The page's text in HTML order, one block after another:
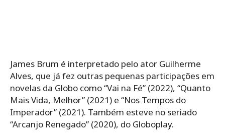
James Brum é interpretado pelo ator Guilherme
Alves, que já fez outras pequenas participações em
novelas da Globo como “Vai na Fé” (2022), “Quanto
Mais Vida, Melhor” (2021) e “Nos Tempos do
Imperador” (2021). Também esteve no seriado
“Arcanjo Renegado” (2020), do Globoplay.